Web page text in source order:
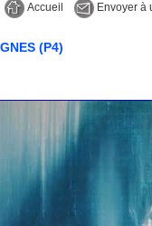
Accueil Envoyer à
(P4)